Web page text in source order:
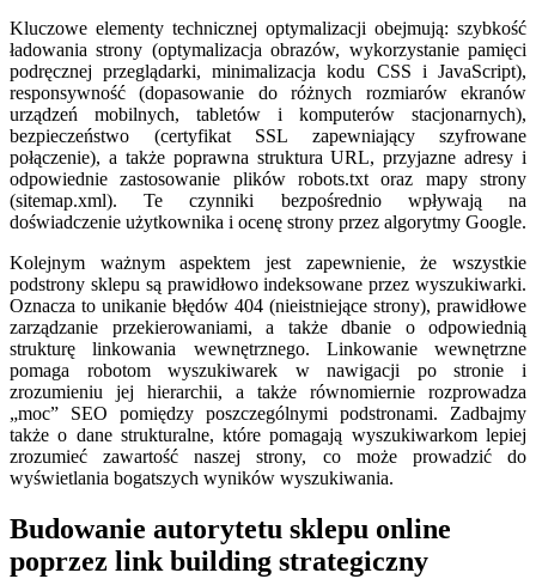
Kluczowe elementy technicznej optymalizacji obejmują: szybkość
ładowania strony (optymalizacja obrazów, wykorzystanie pamięci
podręcznej przeglądarki, minimalizacja kodu CSS i JavaScript),
responsywność (dopasowanie do różnych rozmiarów ekranów
urządzeń mobilnych, tabletów i komputerów stacjonarnych),
bezpieczeństwo (certyfikat SSL zapewniający szyfrowane
połączenie), a także poprawna struktura URL, przyjazne adresy i
odpowiednie zastosowanie plików robots.txt oraz mapy strony
(sitemap.xml). Te czynniki bezpośrednio wpływają na
doświadczenie użytkownika i ocenę strony przez algorytmy Google.
Kolejnym ważnym aspektem jest zapewnienie, że wszystkie
podstrony sklepu są prawidłowo indeksowane przez wyszukiwarki.
Oznacza to unikanie błędów 404 (nieistniejące strony), prawidłowe
zarządzanie przekierowaniami, a także dbanie o odpowiednią
strukturę linkowania wewnętrznego. Linkowanie wewnętrzne
pomaga robotom wyszukiwarek w nawigacji po stronie i
zrozumieniu jej hierarchii, a także równomiernie rozprowadza
„moc” SEO pomiędzy poszczególnymi podstronami. Zadbajmy
także o dane strukturalne, które pomagają wyszukiwarkom lepiej
zrozumieć zawartość naszej strony, co może prowadzić do
wyświetlania bogatszych wyników wyszukiwania.
Budowanie autorytetu sklepu online
poprzez link building strategiczny